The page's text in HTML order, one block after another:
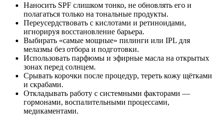
Наносить SPF слишком тонко, не обновлять его и
полагаться только на тональные продукты.
Переусердствовать с кислотами и ретиноидами,
игнорируя восстановление барьера.
Выбирать «самые мощные» пилинги или IPL для
мелазмы без отбора и подготовки.
Использовать парфюмы и эфирные масла на открытых
зонах перед солнцем.
Срывать корочки после процедур, тереть кожу щётками
и скрабами.
Откладывать работу с системными факторами —
гормонами, воспалительными процессами,
медикаментами.